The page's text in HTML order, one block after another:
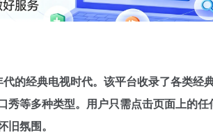
的经典电视时代。该平台收录了各类经
秀等多种类型。用户只需点击页面上的任
氛围。